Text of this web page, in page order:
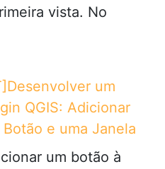
vista. No
um
QGIS: Adicionar
Botão e uma Janela
um botão à